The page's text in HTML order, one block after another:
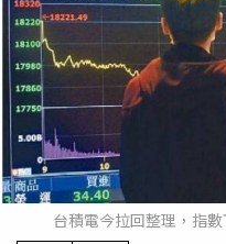
台積電今拉回整理，指